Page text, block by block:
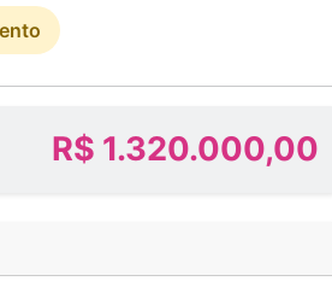
R$ 1.320.000,00